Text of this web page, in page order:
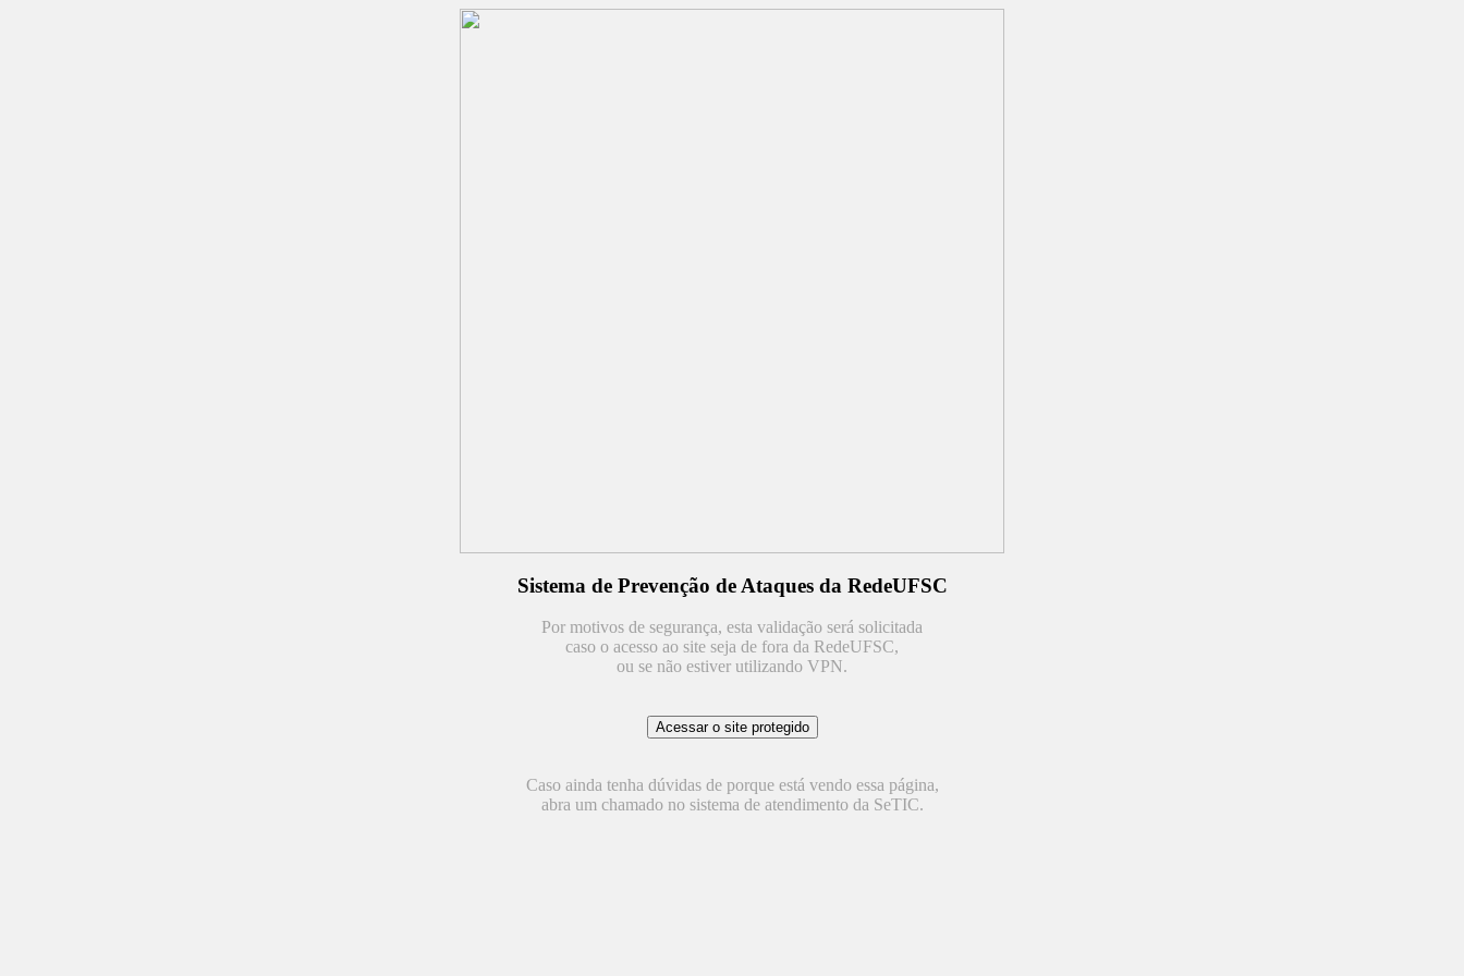
Sistema de Prevenção de Ataques da RedeUFSC
Por motivos de segurança, esta validação será solicitada
caso o acesso ao site seja de fora da RedeUFSC,
ou se não estiver utilizando VPN.
Caso ainda tenha dúvidas de porque está vendo essa página,
abra um chamado no sistema de atendimento da SeTIC.